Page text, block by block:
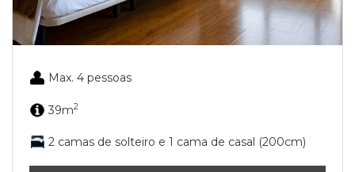
Max. 4 pessoas
39m2
2 camas de solteiro e 1 cama de casal (200cm)